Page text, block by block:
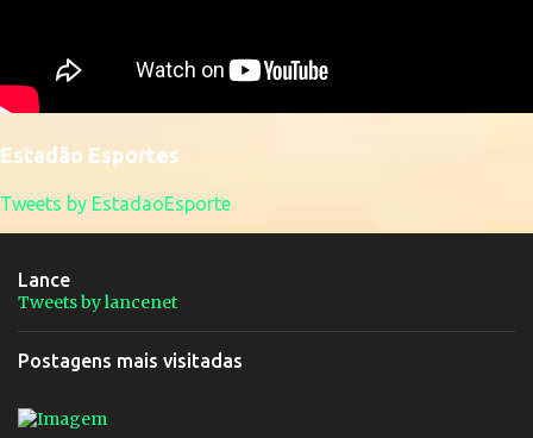
Estadão Esportes
Tweets by EstadaoEsporte
Lance
Tweets by lancenet
Postagens mais visitadas